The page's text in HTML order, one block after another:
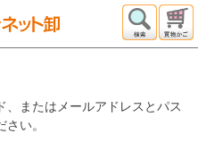
またはメールアドレスとパス
い。